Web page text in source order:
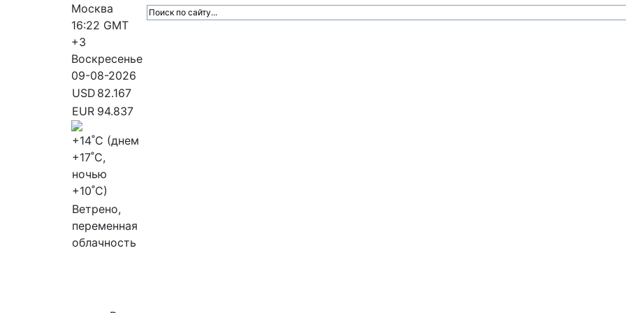
Москва
16:22 GMT
+3
Воскресенье
09-08-2026
USD 82.167
EUR 94.837
+14˚C (днем
+17˚C,
ночью
+10˚C)
Ветрено,
переменная
облачность